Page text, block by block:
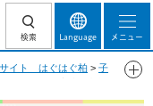
検索 Language メニュー
サイト はぐはぐ柏 > 子